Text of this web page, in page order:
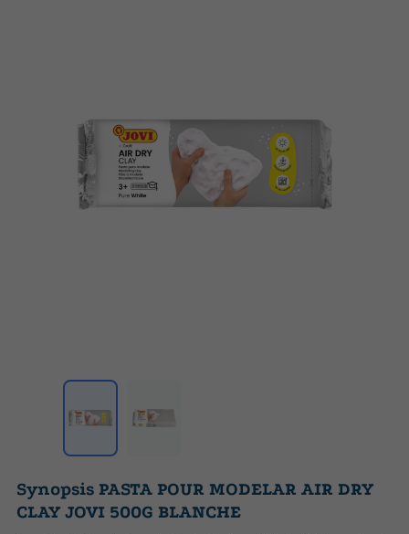
Synopsis PASTA POUR MODELAR AIR DRY
CLAY JOVI 500G BLANCHE